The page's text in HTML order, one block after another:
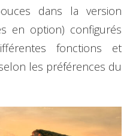
dans la version
en option) configurés
fonctions et
les préférences du